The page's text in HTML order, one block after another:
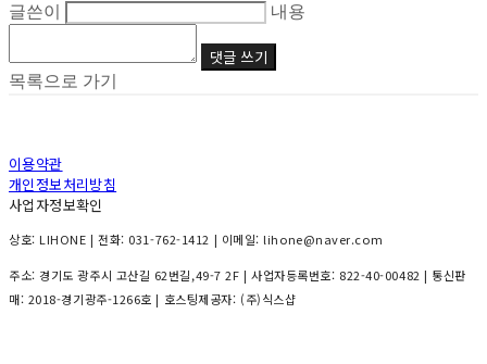
글쓴이
내용
댓글 쓰기
목록으로 가기
이용약관
개인정보처리방침
사업자정보확인
상호: LIHONE | 전화: 031-762-1412 | 이메일: lihone@naver.com
주소: 경기도 광주시 고산길 62번길,49-7 2F | 사업자등록번호: 822-40-00482 | 통신판
매: 2018-경기광주-1266호 | 호스팅제공자: (주)식스샵